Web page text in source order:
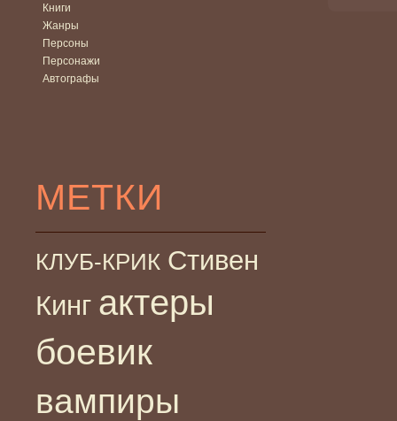
Книги
Жанры
Персоны
Персонажи
Автографы
МЕТКИ
КЛУБ-КРИК Стивен
Кинг актеры
боевик
вампиры